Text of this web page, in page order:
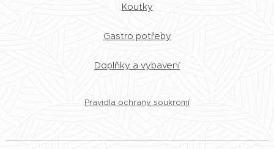
Koutky
Gastro potřeby
Doplňky a vybavení
Pravidla ochrany soukromí